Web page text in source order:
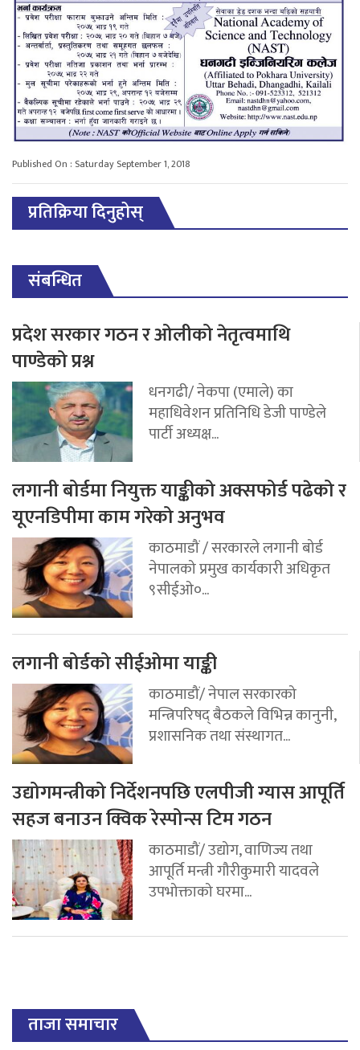
Published On : Saturday September 1, 2018
प्रतिक्रिया दिनुहोस्
संबन्धित
प्रदेश सरकार गठन र ओलीको नेतृत्वमाथि
पाण्डेको प्रश्न
धनगढी/ नेकपा (एमाले) का
महाधिवेशन प्रतिनिधि डेजी पाण्डेले
पार्टी अध्यक्ष...
लगानी बोर्डमा नियुक्त याङ्कीको अक्सफोर्ड पढेको र
यूएनडिपीमा काम गरेको अनुभव
काठमाडौं / सरकारले लगानी बोर्ड
नेपालको प्रमुख कार्यकारी अधिकृत
९सीईओ०...
लगानी बोर्डको सीईओमा याङ्की
काठमाडौं/ नेपाल सरकारको
मन्त्रिपरिषद् बैठकले विभिन्न कानुनी,
प्रशासनिक तथा संस्थागत...
उद्योगमन्त्रीको निर्देशनपछि एलपीजी ग्यास आपूर्ति
सहज बनाउन क्विक रेस्पोन्स टिम गठन
काठमाडौं/ उद्योग, वाणिज्य तथा
आपूर्ति मन्त्री गौरीकुमारी यादवले
उपभोक्ताको घरमा...
ताजा समाचार